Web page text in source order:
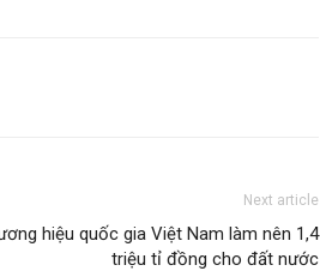
Next article
hiệu quốc gia Việt Nam làm nên 1,4
triệu tỉ đồng cho đất nước